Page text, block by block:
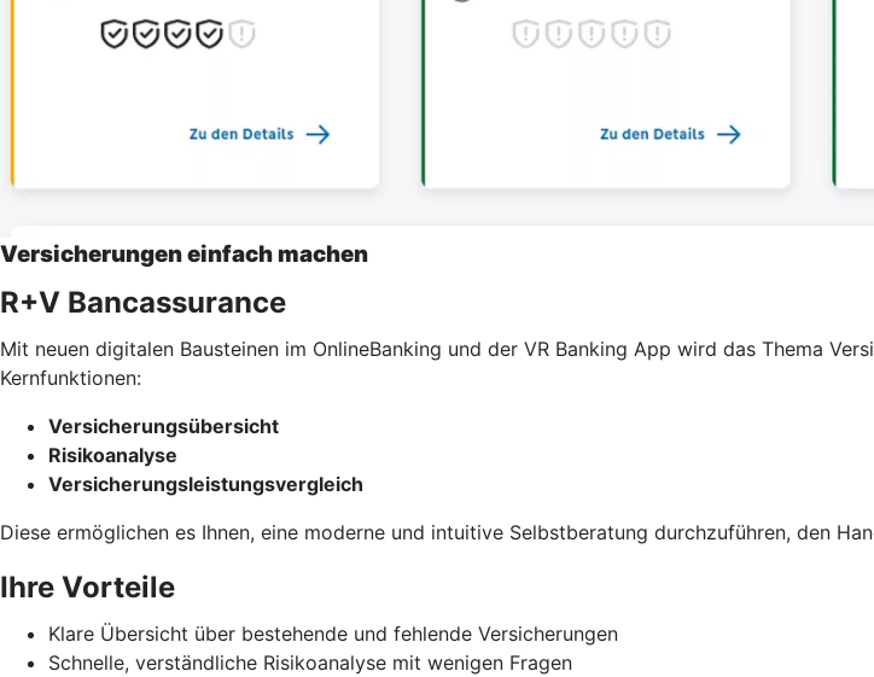
Versicherungen einfach machen
R+V Bancassurance
Mit neuen digitalen Bausteinen im OnlineBanking und der VR Banking App wird das Thema
Kernfunktionen:
Versicherungsübersicht
Risikoanalyse
Versicherungsleistungsvergleich
Diese ermöglichen es Ihnen, eine moderne und intuitive Selbstberatung durchzuführen, den
Ihre Vorteile
Klare Übersicht über bestehende und fehlende Versicherungen
Schnelle, verständliche Risikoanalyse mit wenigen Fragen